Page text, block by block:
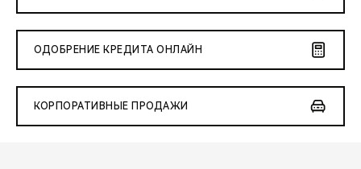
ОДОБРЕНИЕ КРЕДИТА ОНЛАЙН
КОРПОРАТИВНЫЕ ПРОДАЖИ